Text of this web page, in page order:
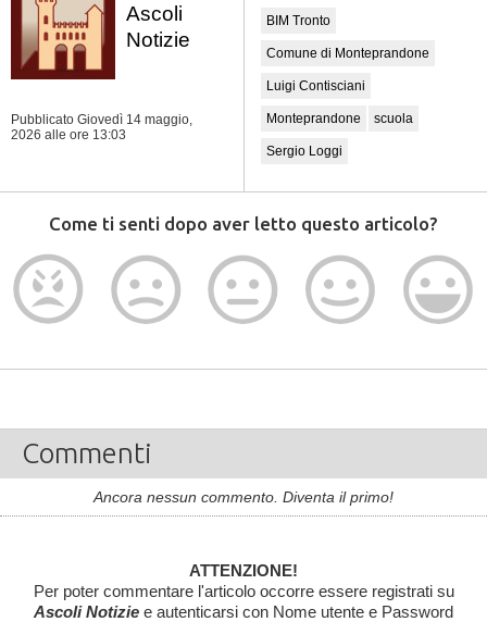
Ascoli
Notizie
Pubblicato Giovedì 14 maggio,
2026 alle ore 13:03
BIM Tronto
Comune di Monteprandone
Luigi Contisciani
Monteprandone scuola
Sergio Loggi
Come ti senti dopo aver letto questo articolo?
Commenti
Ancora nessun commento. Diventa il primo!
ATTENZIONE!
Per poter commentare l'articolo occorre essere registrati su
Ascoli Notizie e autenticarsi con Nome utente e Password